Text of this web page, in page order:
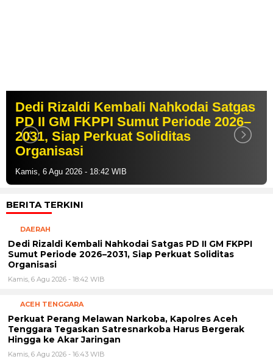
Dedi Rizaldi Kembali Nahkodai Satgas
PD II GM FKPPI Sumut Periode 2026–
2031, Siap Perkuat Soliditas
Organisasi
Kamis, 6 Agu 2026 - 18:42 WIB
BERITA TERKINI
DAERAH
Dedi Rizaldi Kembali Nahkodai Satgas PD II GM FKPPI
Sumut Periode 2026–2031, Siap Perkuat Soliditas
Organisasi
Kamis, 6 Agu 2026 - 18:42 WIB
ACEH TENGGARA
Perkuat Perang Melawan Narkoba, Kapolres Aceh
Tenggara Tegaskan Satresnarkoba Harus Bergerak
Hingga ke Akar Jaringan
Kamis, 6 Agu 2026 - 16:43 WIB